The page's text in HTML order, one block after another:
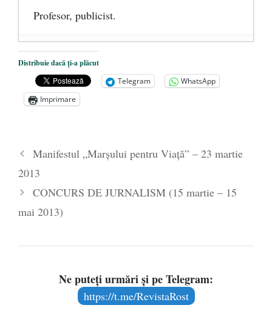
Profesor, publicist.
Influenţa regimului comunist asupra
familiei creştine - 13 martie 2013
Distribuie dacă ți-a plăcut
Telegram
WhatsApp
Imprimare
Manifestul „Marşului pentru Viaţă” – 23 martie
2013
CONCURS DE JURNALISM (15 martie – 15
mai 2013)
Ne puteți urmări și pe Telegram:
https://t.me/RevistaRost